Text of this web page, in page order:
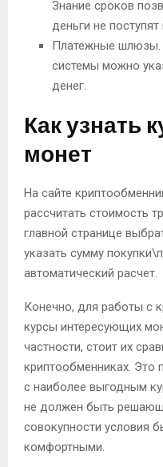
Знание сроков
деньги не
Платежные шлюзы.
системы можно
денег.
Как узнать
монет
На сайте
рассчитать стоимость
главной странице
указать сумму
автоматический расчет.
Конечно, для работы с
курсы интересующих
частности, стоит их
криптообменниках. Это
с наиболее выгодным
не должен быть
совокупности условия
комфортными.